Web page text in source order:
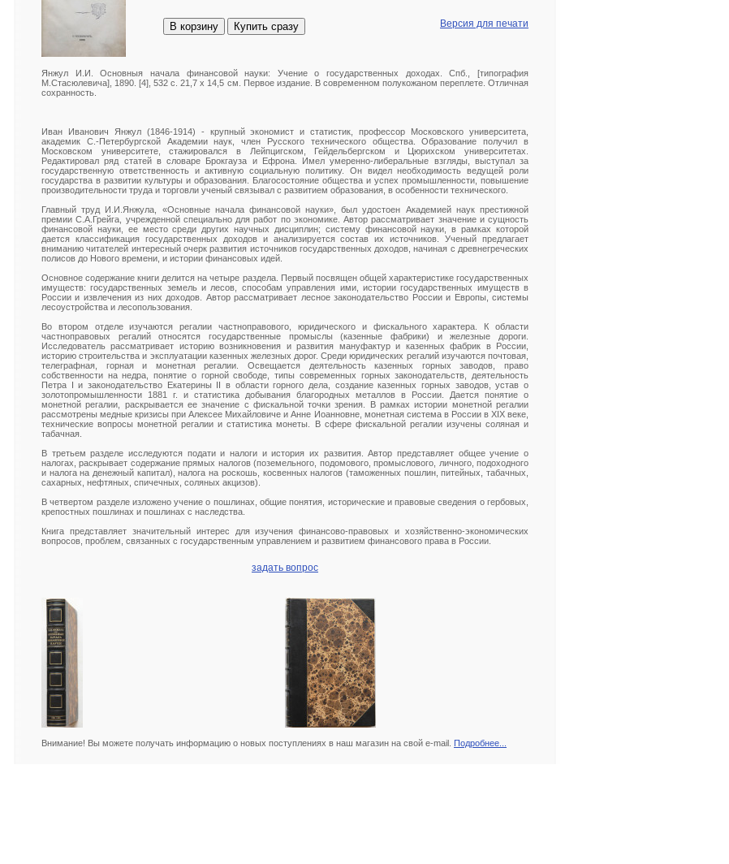
В корзину Купить сразу Версия для печати
Янжул И.И. Основныя начала финансовой науки: Учение о государственных доходах. Спб., [типография
М.Стасюлевича], 1890. [4], 532 с. 21,7 х 14,5 см. Первое издание. В современном полукожаном переплете. Отличная
сохранность.
Иван Иванович Янжул (1846-1914) - крупный экономист и статистик, профессор Московского университета,
академик C.-Петербургской Академии наук, член Русского технического общества. Образование получил в
Московском университете, стажировался в Лейпцигском, Гейдельбергском и Цюрихском университетах.
Редактировал ряд статей в словаре Брокгауза и Ефрона. Имел умеренно-либеральные взгляды, выступал за
государственную ответственность и активную социальную политику. Он видел необходимость ведущей роли
государства в развитии культуры и образования. Благосостояние общества и успех промышленности, повышение
производительности труда и торговли ученый связывал с развитием образования, в особенности технического.
Главный труд И.И.Янжула, «Основные начала финансовой науки», был удостоен Академией наук престижной
премии С.А.Грейга, учрежденной специально для работ по экономике. Автор рассматривает значение и сущность
финансовой науки, ее место среди других научных дисциплин; систему финансовой науки, в рамках которой
дается классификация государственных доходов и анализируется состав их источников. Ученый предлагает
вниманию читателей интересный очерк развития источников государственных доходов, начиная с древнегреческих
полисов до Нового времени, и истории финансовых идей.
Основное содержание книги делится на четыре раздела. Первый посвящен общей характеристике государственных
имуществ: государственных земель и лесов, способам управления ими, истории государственных имуществ в
России и извлечения из них доходов. Автор рассматривает лесное законодательство России и Европы, системы
лесоустройства и лесопользования.
Во втором отделе изучаются регалии частноправового, юридического и фискального характера. К области
частноправовых регалий относятся государственные промыслы (казенные фабрики) и железные дороги.
Исследователь рассматривает историю возникновения и развития мануфактур и казенных фабрик в России,
историю строительства и эксплуатации казенных железных дорог. Среди юридических регалий изучаются почтовая,
телеграфная, горная и монетная регалии. Освещается деятельность казенных горных заводов, право
собственности на недра, понятие о горной свободе, типы современных горных законодательств, деятельность
Петра I и законодательство Екатерины II в области горного дела, создание казенных горных заводов, устав о
золотопромышленности 1881 г. и статистика добывания благородных металлов в России. Дается понятие о
монетной регалии, раскрывается ее значение с фискальной точки зрения. В рамках истории монетной регалии
рассмотрены медные кризисы при Алексее Михайловиче и Анне Иоанновне, монетная система в России в XIX веке,
технические вопросы монетной регалии и статистика монеты. В сфере фискальной регалии изучены соляная и
табачная.
В третьем разделе исследуются подати и налоги и история их развития. Автор представляет общее учение о
налогах, раскрывает содержание прямых налогов (поземельного, подомового, промыслового, личного, подоходного
и налога на денежный капитал), налога на роскошь, косвенных налогов (таможенных пошлин, питейных, табачных,
сахарных, нефтяных, спичечных, соляных акцизов).
В четвертом разделе изложено учение о пошлинах, общие понятия, исторические и правовые сведения о гербовых,
крепостных пошлинах и пошлинах с наследства.
Книга представляет значительный интерес для изучения финансово-правовых и хозяйственно-экономических
вопросов, проблем, связанных с государственным управлением и развитием финансового права в России.
задать вопрос
Внимание! Вы можете получать информацию о новых поступлениях в наш магазин на свой e-mail. Подробнее...